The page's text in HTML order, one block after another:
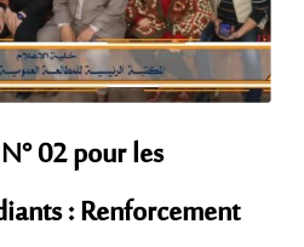
02 pour les
: Renforcement